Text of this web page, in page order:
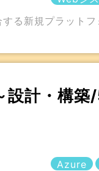
る新規プラット
設計・構
Azure